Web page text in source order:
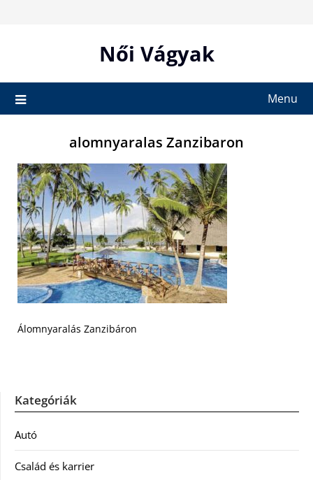
Női Vágyak
Menu
alomnyaralas Zanzibaron
Álomnyaralás Zanzibáron
Kategóriák
Autó
Család és karrier